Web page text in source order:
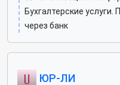
Бухгалтерские
через банк
ЮР-ЛИ